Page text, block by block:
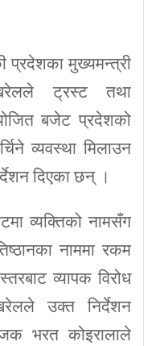
प्रदेशका मुख्यमन्त्री
ट्रस्ट तथा
बजेट प्रदेशको
व्यवस्था मिलाउन
दिएका छन् ।
व्यक्तिको नामसँग
नाममा रकम
व्यापक विरोध
उक्त निर्देशन
भरत कोइरालाले